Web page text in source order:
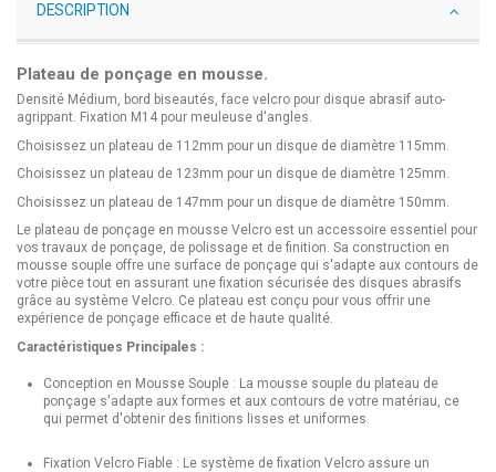
DESCRIPTION
Plateau de ponçage en mousse.
Densité Médium, bord biseautés, face velcro pour disque abrasif auto-
agrippant. Fixation M14 pour meuleuse d'angles.
Choisissez un plateau de 112mm pour un disque de diamètre 115mm.
Choisissez un plateau de 123mm pour un disque de diamètre 125mm.
Choisissez un plateau de 147mm pour un disque de diamètre 150mm.
Le plateau de ponçage en mousse Velcro est un accessoire essentiel pour
vos travaux de ponçage, de polissage et de finition. Sa construction en
mousse souple offre une surface de ponçage qui s'adapte aux contours de
votre pièce tout en assurant une fixation sécurisée des disques abrasifs
grâce au système Velcro. Ce plateau est conçu pour vous offrir une
expérience de ponçage efficace et de haute qualité.
Caractéristiques Principales :
Conception en Mousse Souple : La mousse souple du plateau de
ponçage s'adapte aux formes et aux contours de votre matériau, ce
qui permet d'obtenir des finitions lisses et uniformes.
Fixation Velcro Fiable : Le système de fixation Velcro assure un